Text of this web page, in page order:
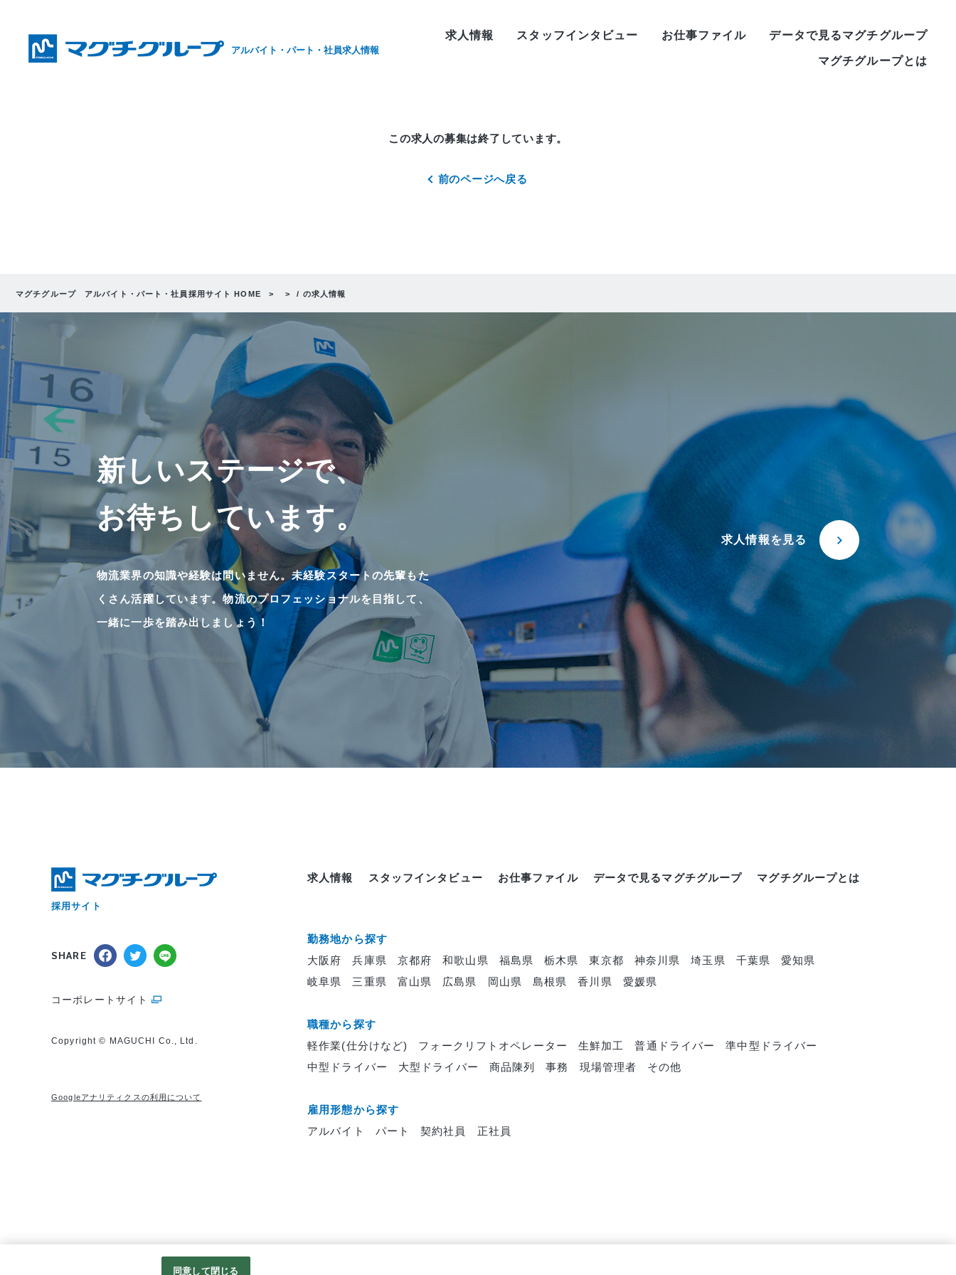
アルバイト・パート・社員求人情報
求人情報 スタッフインタビュー お仕事ファイル データで見るマグチグループ
マグチグループとは
この求人の募集は終了しています。
前のページへ戻る
マグチグループ アルバイト・パート・社員採用サイト HOME / の求人情報
新しいステージで、
お待ちしています。
物流業界の知識や経験は問いません。未経験スタートの先輩もた
くさん活躍しています。物流のプロフェッショナルを目指して、
一緒に一歩を踏み出しましょう！
求人情報を見る
求人情報 スタッフインタビュー お仕事ファイル データで見るマグチグループ マグチグループとは
勤務地から探す
大阪府
兵庫県 京都府 和歌山県 福島県 栃木県 東京都 神奈川県 埼玉県 千葉県
愛知県
岐阜県
三重県 富山県 広島県 岡山県 島根県 香川県 愛媛県
職種から探す
軽作業(仕分けなど)
フォークリフトオペレーター 生鮮加工 普通ドライバー
準中型ドライバー
中型ドライバー
大型ドライバー 商品陳列 事務 現場管理者 その他
雇用形態から探す
アルバイト
パート 契約社員 正社員
採用サイト
SHARE
コーポレートサイト
Copyright © MAGUCHI Co., Ltd.
Googleアナリティクスの利用について
同意して閉じる